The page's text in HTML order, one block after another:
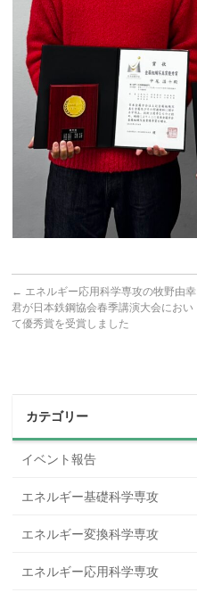
← エネルギー応用科学専攻の牧野由幸
君が日本鉄鋼協会春季講演大会におい
て優秀賞を受賞しました
カテゴリー
イベント報告
エネルギー基礎科学専攻
エネルギー変換科学専攻
エネルギー応用科学専攻